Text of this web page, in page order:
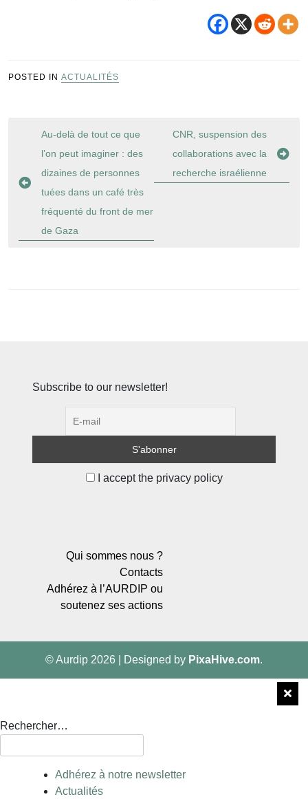
POSTED IN ACTUALITÉS
Navigation
l’article
Au-delà de tout ce que
l’on peut imaginer : des
dizaines de personnes
tuées dans un café très
fréquenté du front de mer
de Gaza
CNR, suspension des
collaborations avec la
recherche israélienne
Subscribe to our newsletter!
I accept the privacy policy
Qui sommes nous ?
Contacts
Adhérez à l’AURDIP ou
soutenez ses actions
© Aurdip 2026 Designed by PixaHive.com.
Rechercher…
Adhérez à notre newsletter
Actualités